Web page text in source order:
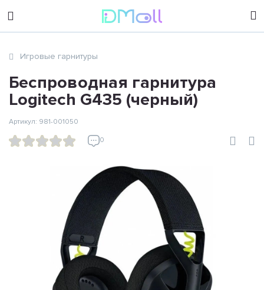
sales@dimoll.ru
Игровые гарнитуры
Беспроводная гарнитура
Logitech G435 (черный)
0
Артикул: 981-001050